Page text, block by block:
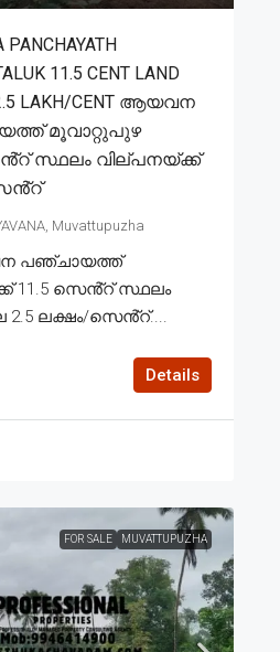
PANCHAYATH
11.5 CENT LAND
2.5 LAKH/CENT ആയവന
മൂവാറ്റുപുഴ
സ്ഥലം വില്പനയ്ക്ക്
Muvattupuzha
പഞ്ചായത്ത്
11.5 സെൻ്റ് സ്ഥലം
2.5 ലക്ഷം/സെൻ്റ്....
Details
FOR SALE MUVATTUPUZHA